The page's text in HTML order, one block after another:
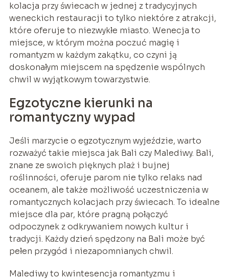
kolacja przy świecach w jednej z tradycyjnych
weneckich restauracji to tylko niektóre z atrakcji,
które oferuje to niezwykłe miasto. Wenecja to
miejsce, w którym można poczuć magię i
romantyzm w każdym zakątku, co czyni ją
doskonałym miejscem na spędzenie wspólnych
chwil w wyjątkowym towarzystwie.
Egzotyczne kierunki na
romantyczny wypad
Jeśli marzycie o egzotycznym wyjeździe, warto
rozważyć takie miejsca jak Bali czy Malediwy. Bali,
znane ze swoich pięknych plaż i bujnej
roślinności, oferuje parom nie tylko relaks nad
oceanem, ale także możliwość uczestniczenia w
romantycznych kolacjach przy świecach. To idealne
miejsce dla par, które pragną połączyć
odpoczynek z odkrywaniem nowych kultur i
tradycji. Każdy dzień spędzony na Bali może być
pełen przygód i niezapomnianych chwil.
Malediwy to kwintesencja romantyzmu i